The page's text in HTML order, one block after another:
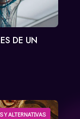
DE UN
Y ALTERNATIVAS